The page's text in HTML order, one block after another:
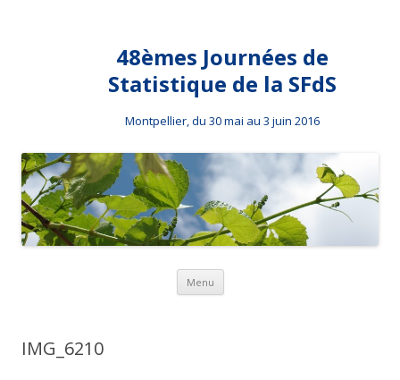
48èmes Journées de
Statistique de la SFdS
Montpellier, du 30 mai au 3 juin 2016
Menu Aller au contenu principal
IMG_6210